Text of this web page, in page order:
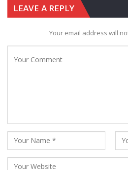
LEAVE A REPLY
Your email address will